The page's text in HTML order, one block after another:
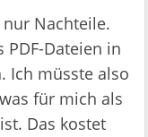
Nachteile.
Dateien in
Ich müsste also
für mich als
Das kostet